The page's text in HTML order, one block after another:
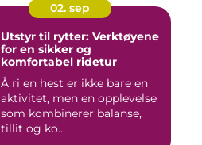
02. sep
Utstyr til rytter: Verktøyene
for en sikker og
komfortabel ridetur
Å ri en hest er ikke bare en
aktivitet, men en opplevelse
som kombinerer balanse,
tillit og ko...